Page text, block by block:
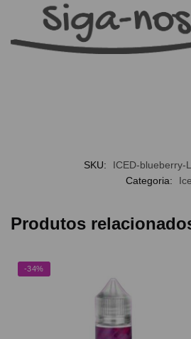
SKU:
ICED-blueberry-
Categoria:
Ice
Produtos
-34%